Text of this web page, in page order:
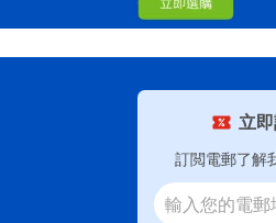
立
訂閲電郵了解